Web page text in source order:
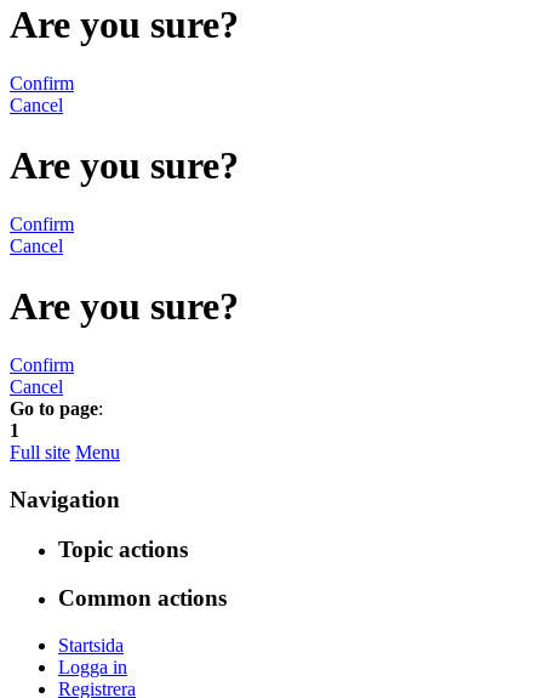
Are you sure?
Confirm
Cancel
Are you sure?
Confirm
Cancel
Are you sure?
Confirm
Cancel
Go to page:
1
Full site Menu
Navigation
Topic actions
Common actions
Startsida
Logga in
Registrera